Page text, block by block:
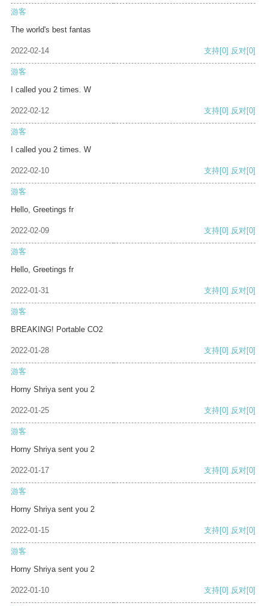
游客
The world's best fantas
2022-02-14 支持[0] 反对[0]
游客
I called you 2 times. W
2022-02-12 支持[0] 反对[0]
游客
I called you 2 times. W
2022-02-10 支持[0] 反对[0]
游客
Hello, Greetings fr
2022-02-09 支持[0] 反对[0]
游客
Hello, Greetings fr
2022-01-31 支持[0] 反对[0]
游客
BREAKING! Portable CO2
2022-01-28 支持[0] 反对[0]
游客
Horny Shriya sent you 2
2022-01-25 支持[0] 反对[0]
游客
Horny Shriya sent you 2
2022-01-17 支持[0] 反对[0]
游客
Horny Shriya sent you 2
2022-01-15 支持[0] 反对[0]
游客
Horny Shriya sent you 2
2022-01-10 支持[0] 反对[0]